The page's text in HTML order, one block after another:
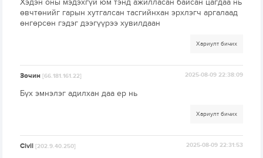
Хэдэн оны мэдэхгүй юм тэнд ажилласан байсан цагдаа нь
өвчтөнийг гарын хутгалсан тасгийнхан эрхлэгч аргалаад
өнгөрсөн гэдэг дээгүүрээ хувилдаан
Хариулт бичих
Зочин[66.181.161.22] 2025-08-09 22:38:09
Бүх эмнэлэг адилхан даа ер нь
Хариулт бичих
Civil[202.9.40.250] 2025-08-09 22:31:53